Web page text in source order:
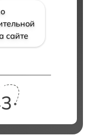
сайте